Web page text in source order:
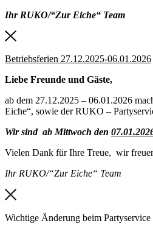
Ihr RUKO/“Zur Eiche“ Team
Betriebsferien 27.12.2025-06.01.2026
Liebe Freunde und Gäste,
ab dem 27.12.2025 – 06.01.2026
Eiche“, sowie der RUKO –
Wir sind ab Mittwoch den
Vielen Dank für Ihre Treue, wir
Ihr RUKO/“Zur Eiche“ Team
Wichtige Änderung beim Partyservice